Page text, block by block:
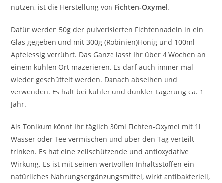
nutzen, ist die Herstellung von Fichten-Oxymel.
Dafür werden 50g der pulverisierten Fichtennadeln in ein
Glas gegeben und mit 300g (Robinien)Honig und 100ml
Apfelessig verrührt. Das Ganze lasst Ihr über 4 Wochen an
einem kühlen Ort mazerieren. Es darf auch immer mal
wieder geschüttelt werden. Danach abseihen und
verwenden. Es hält bei kühler und dunkler Lagerung ca. 1
Jahr.
Als Tonikum könnt Ihr täglich 30ml Fichten-Oxymel mit 1l
Wasser oder Tee vermischen und über den Tag verteilt
trinken. Es hat eine zellschützende und antioxydative
Wirkung. Es ist mit seinen wertvollen Inhaltsstoffen ein
natürliches Nahrungsergänzungsmittel, wirkt antibakteriell,